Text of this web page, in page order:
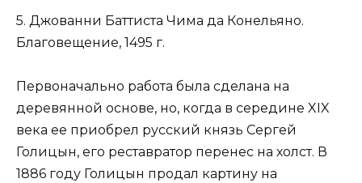
5. Джованни Баттиста Чима да Конельяно.
Благовещение, 1495 г.
Первоначально работа была сделана на
деревянной основе, но, когда в середине XIX
века ее приобрел русский князь Сергей
Голицын, его реставратор перенес на холст. В
1886 году Голицын продал картину на